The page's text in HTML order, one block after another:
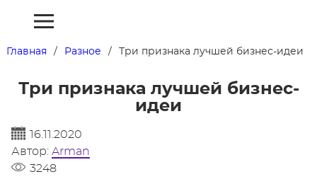
Главная Разное Три признака лучшей бизнес-идеи
Три признака лучшей бизнес-
идеи
16.11.2020
Автор: Arman
3248